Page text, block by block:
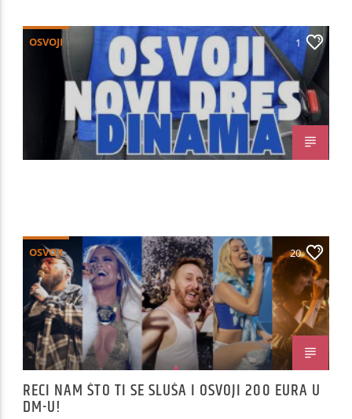
OSVOJI 1
OSVOJI 20
RECI NAM ŠTO TI SE SLUŠA I OSVOJI 200 EURA U
DM-U!